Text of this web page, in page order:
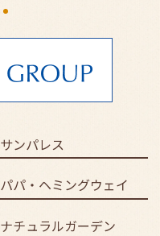
サンパレス
パパ・ヘミングウェイ
ナチュラルガーデン